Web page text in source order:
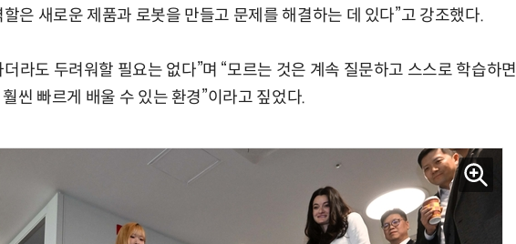
은 새로운 제품과 로봇을 만들고 문제를 해결하는 데 있다”고 강조했다.
라도 두려워할 필요는 없다”며 “모르는 것은 계속 질문하고 스스로 학습하면
씬 빠르게 배울 수 있는 환경”이라고 짚었다.